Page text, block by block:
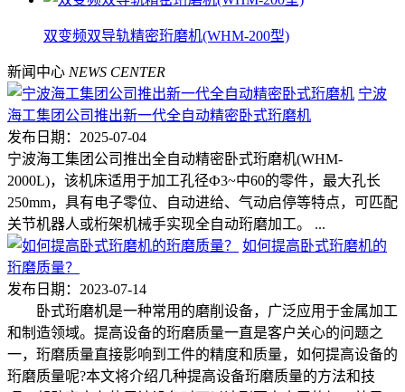
双变频双导轨精密珩磨机(WHM-200型)
新闻中心 NEWS CENTER
宁波
海工集团公司推出新一代全自动精密卧式珩磨机
发布日期：2025-07-04
宁波海工集团公司推出全自动精密卧式珩磨机(WHM-
2000L)，该机床适用于加工孔径Ф3~中60的零件，最大孔长
250mm，具有电子零位、自动进给、气动启停等特点，可匹配
关节机器人或桁架机械手实现全自动珩磨加工。 ...
如何提高卧式珩磨机的
珩磨质量？
发布日期：2023-07-14
卧式珩磨机是一种常用的磨削设备，广泛应用于金属加工
和制造领域。提高设备的珩磨质量一直是客户关心的问题之
一，珩磨质量直接影响到工件的精度和质量，如何提高设备的
珩磨质量呢?本文将介绍几种提高设备珩磨质量的方法和技